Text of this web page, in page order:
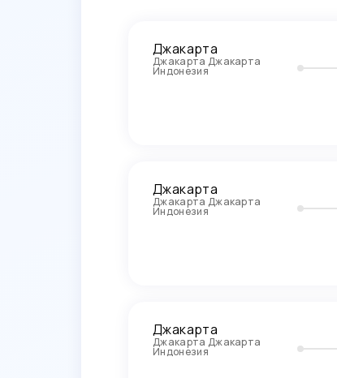
Джакарта
Джакарта Джакарта
Индонезия
Джакарта
Джакарта Джакарта
Индонезия
Джакарта
Джакарта Джакарта
Индонезия